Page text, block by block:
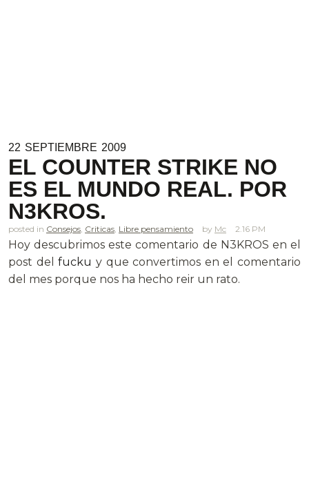
22 SEPTIEMBRE 2009
EL COUNTER STRIKE NO
ES EL MUNDO REAL. POR
N3KROS.
posted in Consejos Criticas Libre pensamiento Mc 2.16 PM
Hoy descubrimos este comentario de N3KROS en el
post delfucku y que convertimos en el comentario
del mes porque nos ha hecho reir un rato.